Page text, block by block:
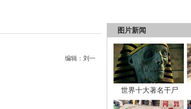
图片新闻
世界十大著名干尸
编辑：刘一